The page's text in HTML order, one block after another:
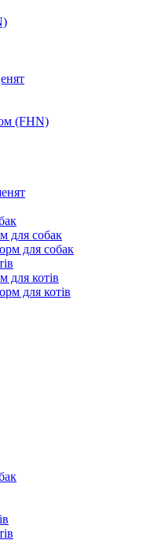
(FHN)
для собак
для собак
для котів
для котів